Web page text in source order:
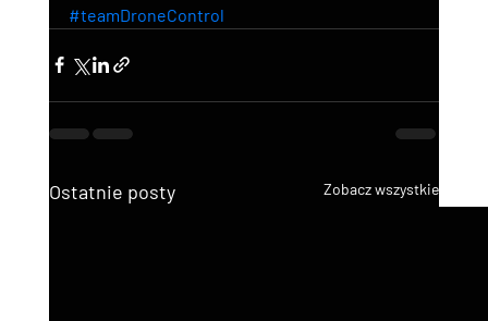
#teamDroneControl
Ostatnie posty Zobacz wszystkie